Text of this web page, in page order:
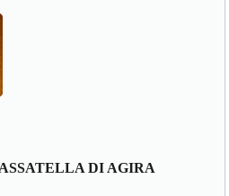
DI AGIRA